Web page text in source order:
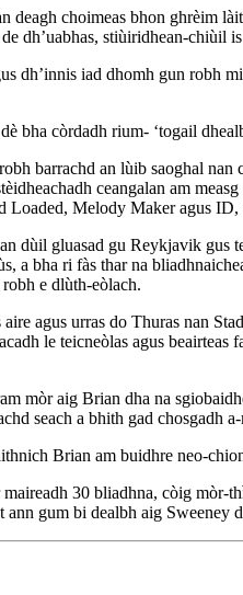
deagh choimeas bhon ghrèim
dh’uabhas, stiùiridhean-chiùil
dh’innis iad dhomh gun robh
bha còrdadh rium- ‘togail
barrachd an lùib saoghal
ceangalan am
Loaded, Melody Maker agus ID,
dùil gluasad gu Reykjavik gus
a bha ri fàs thar na
e dlùth-eòlach.
agus urras do Thuras nan
le teicneòlas agus
mòr aig Brian dha na
seach a bhith gad chosgadh
Brian am buidhre neo-
30 bliadhna, còig mòr-
ann gum bi dealbh aig Sweeney